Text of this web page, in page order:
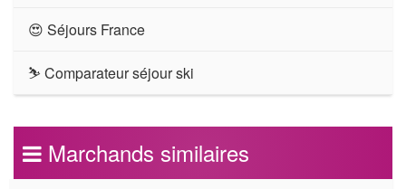
😍 Séjours France
⛷ Comparateur séjour ski
Marchands similaires